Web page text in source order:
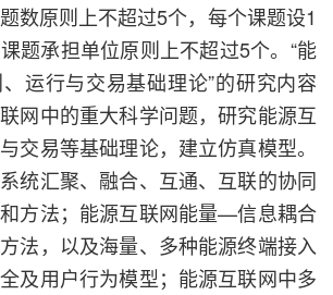
数原则上不超过5个，每个课题设1
题承担单位原则上不超过5个。“能
运行与交易基础理论”的研究内容
网中的重大科学问题，研究能源互
交易等基础理论，建立仿真模型。
统汇聚、融合、互通、互联的协同
方法；能源互联网能量—信息耦合
法，以及海量、多种能源终端接入
及用户行为模型；能源互联网中多